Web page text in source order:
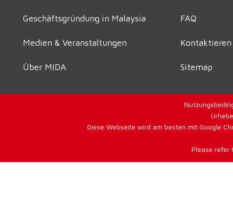
Geschäftsgründung in Malaysia
Medien & Veranstaltungen
Über MIDA
FAQ
Kontaktieren
Sitemap
Diese Webseite wird am besten mit Google
Please refer